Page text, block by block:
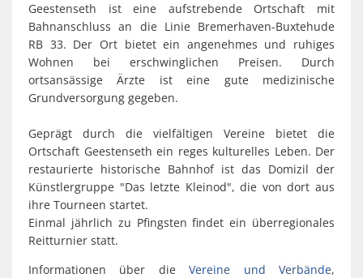
Geestenseth ist eine aufstrebende Ortschaft mit
Bahnanschluss an die Linie Bremerhaven-Buxtehude
RB 33. Der Ort bietet ein angenehmes und ruhiges
Wohnen bei erschwinglichen Preisen. Durch
ortsansässige Ärzte ist eine gute medizinische
Grundversorgung gegeben.
Geprägt durch die vielfältigen Vereine bietet die
Ortschaft Geestenseth ein reges kulturelles Leben. Der
restaurierte historische Bahnhof ist das Domizil der
Künstlergruppe "Das letzte Kleinod", die von dort aus
ihre Tourneen startet.
Einmal jährlich zu Pfingsten findet ein überregionales
Reitturnier statt.
Informationen über dieVereine und Verbände,